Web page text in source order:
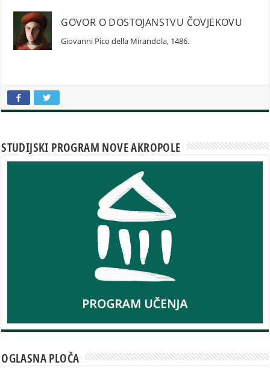
GOVOR O DOSTOJANSTVU ČOVJEKOVU
Giovanni Pico della Mirandola, 1486.
STUDIJSKI PROGRAM NOVE AKROPOLE
OGLASNA PLOČA